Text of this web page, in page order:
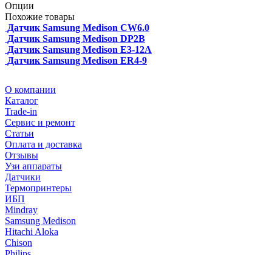
Опции
Похожие товары
Датчик Samsung Medison CW6.0
Датчик Samsung Medison DP2B
Датчик Samsung Medison E3-12A
Датчик Samsung Medison ER4-9
О компании
Каталог
Trade-in
Сервис и ремонт
Статьи
Оплата и доставка
Отзывы
Узи аппараты
Датчики
Термопринтеры
ИБП
Mindray
Samsung Medison
Hitachi Aloka
Сhison